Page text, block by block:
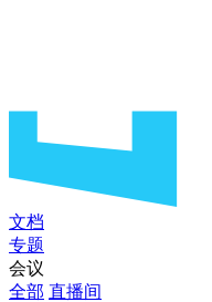
文档
专题
会议
全部 直播间